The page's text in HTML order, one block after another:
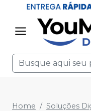
Home
Soluções